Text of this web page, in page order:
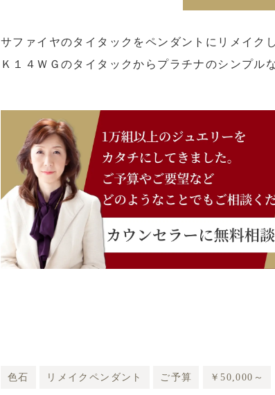
サファイヤのタイタックをペンダントにリメイク
Ｋ１４ＷＧのタイタックからプラチナのシンプル
色石 リメイクペンダント ご予算 ￥50,000～